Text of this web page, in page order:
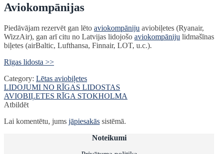
Aviokompānijas
Piedāvājam rezervēt gan lēto aviokompāniju aviobiļetes (Ryanair,
WizzAir), gan arī citu no Latvijas lidojošo aviokompāniju lidmašīnas
biļetes (airBaltic, Lufthansa, Finnair, LOT, u.c.).
Rīgas lidosta >>
Category: Lētas aviobiļetes
Ziņu
izvēlne
Previous
post:
LIDOJUMI NO RĪGAS LIDOSTAS
Next
post:
AVIOBIĻETES RĪGA STOKHOLMA
Atbildēt
Lai komentētu, jums jāpiesakās sistēmā.
Noteikumi